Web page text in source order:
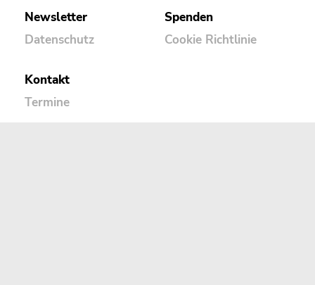
Newsletter
Datenschutz
Spenden
Cookie Richtlinie
Kontakt
Termine